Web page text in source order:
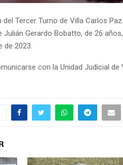
del Tercer Turno de Villa Carlos
Julián Gerardo Bobatto, de 26
de 2023.
con la Unidad Judicial de